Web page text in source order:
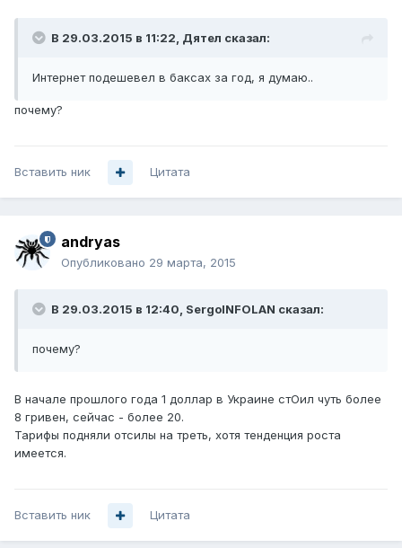
В 29.03.2015 в 11:22, Дятел сказал:
Интернет подешевел в баксах за год, я думаю..
почему?
Вставить ник Цитата
andryas
Опубликовано 29 марта, 2015
В 29.03.2015 в 12:40, SergoINFOLAN сказал:
почему?
В начале прошлого года 1 доллар в Украине стОил чуть более
8 гривен, сейчас - более 20.
Тарифы подняли отсилы на треть, хотя тенденция роста
имеется.
Вставить ник Цитата